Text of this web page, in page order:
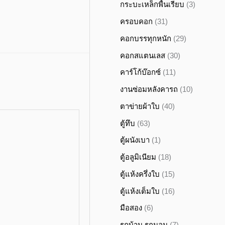
กระบะเหล็กพื้นเรียบ (3)
ครอบคอก (31)
คอกบรรทุกหนัก (29)
คอกสแตนเลส (30)
คาร์โก้บ๊อกซ์ (11)
งานซ่อมหลังคารถ (10)
ตาข่ายผ้าใบ (40)
ตู้ทึบ (63)
ตู้ผนังเบา (1)
ตู้อลูมิเนียม (18)
ตู้แห้งครึ่งใบ (15)
ตู้แห้งเต็มใบ (16)
มือสอง (6)